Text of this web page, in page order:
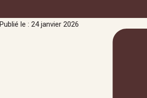
Publié le : 24 janvier 2026